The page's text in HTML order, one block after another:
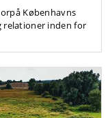
Københavns
relationer inden for